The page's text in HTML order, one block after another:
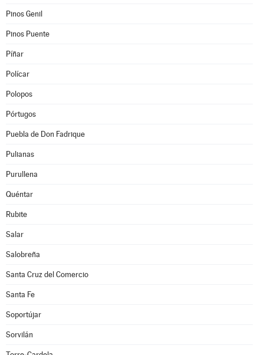
Pinos Genil
Pinos Puente
Píñar
Polícar
Polopos
Pórtugos
Puebla de Don Fadrique
Pulianas
Purullena
Quéntar
Rubite
Salar
Salobreña
Santa Cruz del Comercio
Santa Fe
Soportújar
Sorvilán